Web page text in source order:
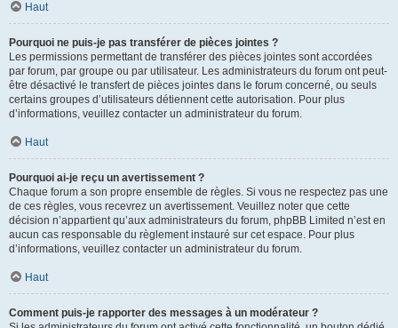
Haut
Pourquoi ne puis-je pas transférer de pièces jointes ?
Les permissions permettant de transférer des pièces jointes sont accordées
par forum, par groupe ou par utilisateur. Les administrateurs du forum ont peut-
être désactivé le transfert de pièces jointes dans le forum concerné, ou seuls
certains groupes d’utilisateurs détiennent cette autorisation. Pour plus
d’informations, veuillez contacter un administrateur du forum.
Haut
Pourquoi ai-je reçu un avertissement ?
Chaque forum a son propre ensemble de règles. Si vous ne respectez pas une
de ces règles, vous recevrez un avertissement. Veuillez noter que cette
décision n’appartient qu’aux administrateurs du forum, phpBB Limited n’est en
aucun cas responsable du règlement instauré sur cet espace. Pour plus
d’informations, veuillez contacter un administrateur du forum.
Haut
Comment puis-je rapporter des messages à un modérateur ?